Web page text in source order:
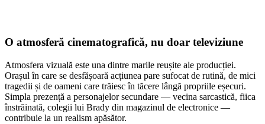
O atmosferă cinematografică, nu doar televiziune
Atmosfera vizuală este una dintre marile reușite ale producției.
Orașul în care se desfășoară acțiunea pare sufocat de rutină, de mici
tragedii și de oameni care trăiesc în tăcere lângă propriile eșecuri.
Simpla prezență a personajelor secundare — vecina sarcastică, fiica
înstrăinată, colegii lui Brady din magazinul de electronice —
contribuie la un realism apăsător.